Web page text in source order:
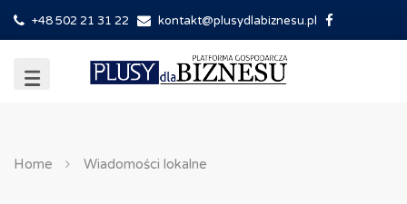
+48 502 21 31 22 kontakt@plusydlabiznesu.pl
Home Wiadomości lokalne